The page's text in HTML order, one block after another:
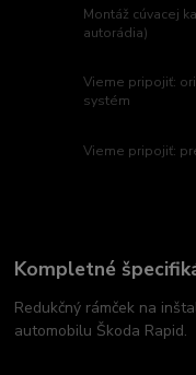
Montáž cúvacej
autorádia)
Vieme pripojiť:
systém
Vieme pripojiť:
Kompletné
Redukčný rámček na
automobilu Škoda Rapid.